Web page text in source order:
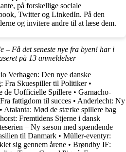
på forskellige sociale
Twitter og LinkedIn. På den
og invitere andre til at læse dem.
– Få det seneste nye fra byen! har i
på 13 anmeldelser
Verhagen: Den nye danske
Fra Skuespiller til Politiker•
de Uofficielle Spillere • Garnacho-
fattigdom til succes • Anderlecht: Ny
• Atalanta: Mød de stærke spillere bag
Fremtidens Stjerne i dansk
– Ny sæson med spændende
til Danmark • Müller-eventyr:
sig gennem årene • Brøndby IF: